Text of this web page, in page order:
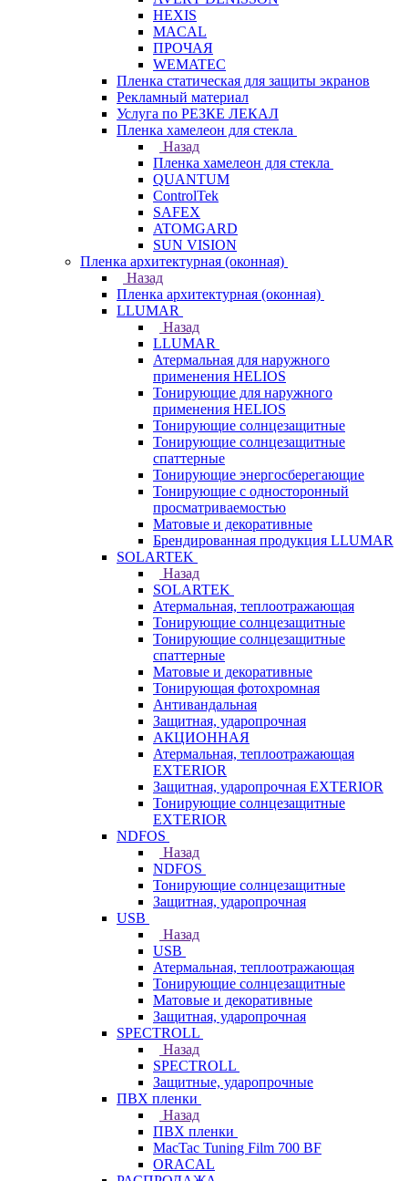
HEXIS
MACAL
ПРОЧАЯ
WEMATEC
Пленка статическая для защиты экранов
Рекламный материал
Услуга по РЕЗКЕ ЛЕКАЛ
Пленка хамелеон для стекла
Назад
Пленка хамелеон для стекла
QUANTUM
ControlTek
SAFEX
ATOMGARD
SUN VISION
Пленка архитектурная (оконная)
Назад
Пленка архитектурная (оконная)
LLUMAR
Назад
LLUMAR
Атермальная для наружного
применения HELIOS
Тонирующие для наружного
применения HELIOS
Тонирующие солнцезащитные
Тонирующие солнцезащитные
спаттерные
Тонирующие энергосберегающие
Тонирующие с односторонный
просматриваемостью
Матовые и декоративные
Брендированная продукция LLUMAR
SOLARTEK
Назад
SOLARTEK
Атермальная, теплоотражающая
Тонирующие солнцезащитные
Тонирующие солнцезащитные
спаттерные
Матовые и декоративные
Тонирующая фотохромная
Антивандальная
Защитная, ударопрочная
АКЦИОННАЯ
Атермальная, теплоотражающая
EXTERIOR
Защитная, ударопрочная EXTERIOR
Тонирующие солнцезащитные
EXTERIOR
NDFOS
Назад
NDFOS
Тонирующие солнцезащитные
Защитная, ударопрочная
USB
Назад
USB
Атермальная, теплоотражающая
Тонирующие солнцезащитные
Матовые и декоративные
Защитная, ударопрочная
SPECTROLL
Назад
SPECTROLL
Защитные, ударопрочные
ПВХ пленки
Назад
ПВХ пленки
MacTac Tuning Film 700 BF
ORACAL